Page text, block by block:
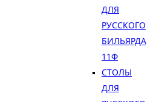
ДЛЯ
РУССКОГО
БИЛЬЯРДА
11Ф
СТОЛЫ
ДЛЯ